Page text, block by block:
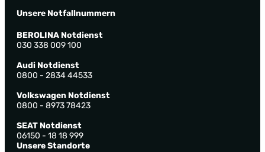
Unsere Notfallnummern
BEROLINA Notdienst
030 338 009 100
Audi Notdienst
0800 - 2834 44533
Volkswagen Notdienst
0800 - 8973 78423
SEAT Notdienst
06150 - 18 18 999
Unsere Standorte